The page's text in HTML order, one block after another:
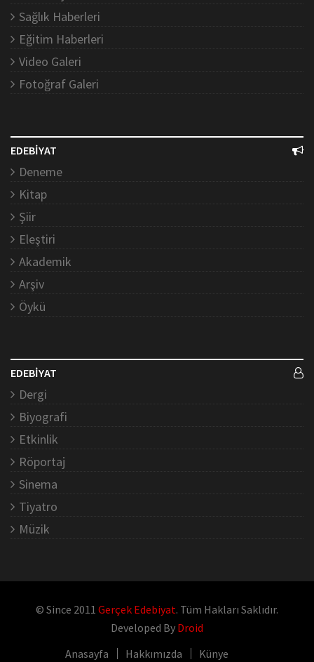
Sağlık Haberleri
Eğitim Haberleri
Video Galeri
Fotoğraf Galeri
EDEBİYAT
Deneme
Kitap
Şiir
Eleştiri
Akademik
Arşiv
Öykü
EDEBİYAT
Dergi
Biyografi
Etkinlik
Röportaj
Sinema
Tiyatro
Müzik
© Since 2011 Gerçek Edebiyat. Tüm Hakları Saklıdır.
Developed By Droid
Anasayfa
Hakkımızda Künye